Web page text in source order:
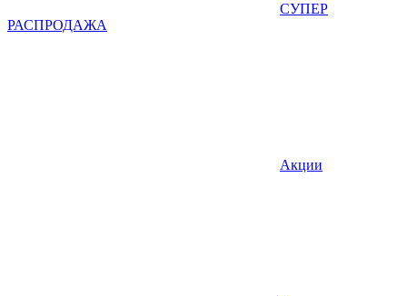
СУПЕР
РАСПРОДАЖА
Акции